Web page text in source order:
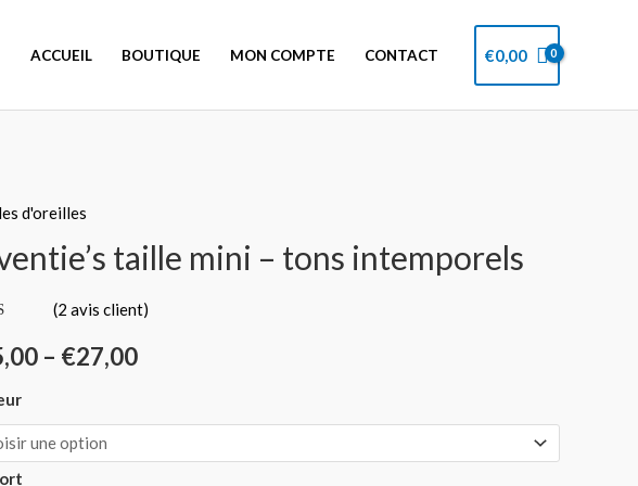
ACCUEIL BOUTIQUE MON COMPTE CONTACT €0,00
d'oreilles
taille mini – tons intemporels
(2 avis client)
– €27,00